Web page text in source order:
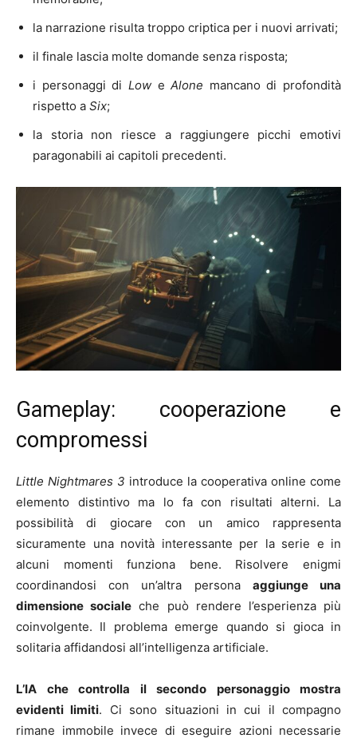
la narrazione risulta troppo criptica per i nuovi arrivati;
il finale lascia molte domande senza risposta;
i personaggi di LoweAlone mancano di profondità
rispetto a Six;
la storia non riesce a raggiungere picchi emotivi
paragonabili ai capitoli precedenti.
Gameplay: cooperazione e
compromessi
Little Nightmares 3 introduce la cooperativa online come
elemento distintivo ma lo fa con risultati alterni. La
possibilità di giocare con un amico rappresenta
sicuramente una novità interessante per la serie e in
alcuni momenti funziona bene. Risolvere enigmi
coordinandosi con un’altra persona aggiunge una
dimensione sociale che può rendere l’esperienza più
coinvolgente. Il problema emerge quando si gioca in
solitaria affidandosi all’intelligenza artificiale.
L’IA che controlla il secondo personaggio mostra
evidenti limiti. Ci sono situazioni in cui il compagno
rimane immobile invece di eseguire azioni necessarie